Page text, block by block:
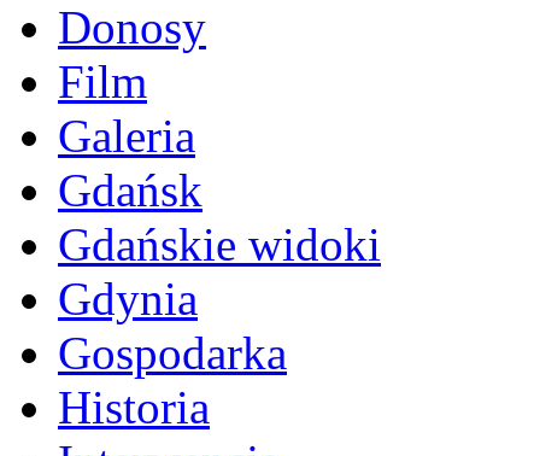
Donosy
Film
Galeria
Gdańsk
Gdańskie widoki
Gdynia
Gospodarka
Historia